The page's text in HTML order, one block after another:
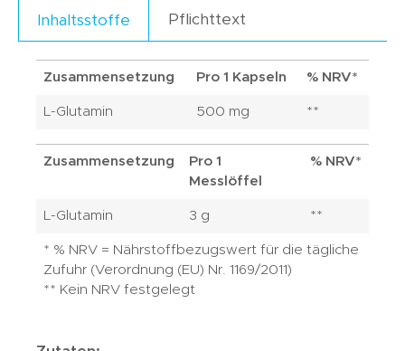
Inhaltsstoffe Pflichttext
Zusammensetzung Pro 1 Kapseln % NRV*
L-Glutamin 500 mg **
Zusammensetzung
Pro 1
Messlöffel
% NRV*
L-Glutamin 3 g **
* % NRV = Nährstoffbezugswert für die tägliche
Zufuhr (Verordnung (EU) Nr. 1169/2011)
** Kein NRV festgelegt